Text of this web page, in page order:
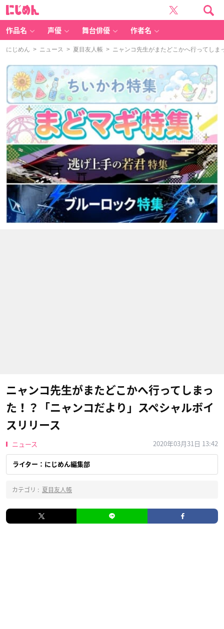
作品名 声優 舞台俳優 作者名
にじめん > ニュース > 夏目友人帳 > ニャンコ先生がまたどこかへ行ってしま
ニャンコ先生がまたどこかへ行ってしまっ
た！？「ニャンコだより」スペシャルボイ
スリリース
ニュース 2020年03月31日 13:42
ライター：にじめん編集部
カテゴリ : 夏目友人帳